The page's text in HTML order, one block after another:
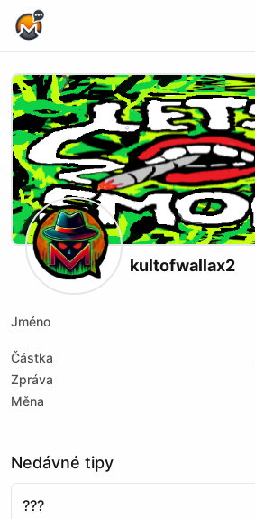
kultofwallax2
Jméno
Částka
Zpráva
Měna
Nedávné tipy
???